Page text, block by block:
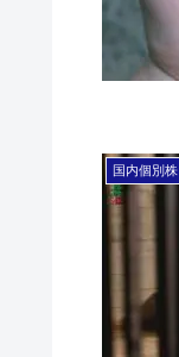
国内個別株